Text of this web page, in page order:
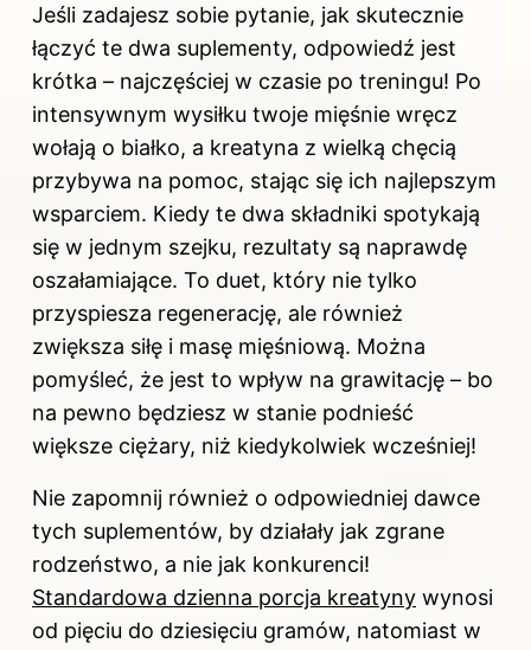
Jeśli zadajesz sobie pytanie, jak skutecznie
łączyć te dwa suplementy, odpowiedź jest
krótka – najczęściej w czasie po treningu! Po
intensywnym wysiłku twoje mięśnie wręcz
wołają o białko, a kreatyna z wielką chęcią
przybywa na pomoc, stając się ich najlepszym
wsparciem. Kiedy te dwa składniki spotykają
się w jednym szejku, rezultaty są naprawdę
oszałamiające. To duet, który nie tylko
przyspiesza regenerację, ale również
zwiększa siłę i masę mięśniową. Można
pomyśleć, że jest to wpływ na grawitację – bo
na pewno będziesz w stanie podnieść
większe ciężary, niż kiedykolwiek wcześniej!
Nie zapomnij również o odpowiedniej dawce
tych suplementów, by działały jak zgrane
rodzeństwo, a nie jak konkurenci!
Standardowa dzienna porcja kreatyny wynosi
od pięciu do dziesięciu gramów, natomiast w